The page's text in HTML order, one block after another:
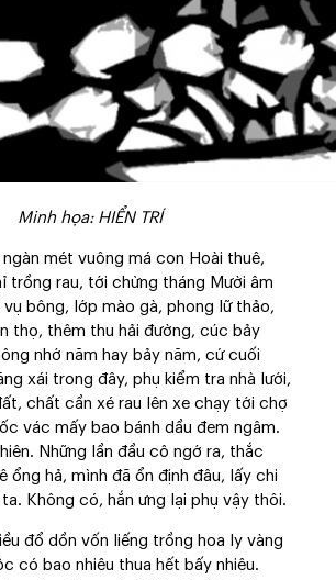
Minh họa: HIỂN TRÍ
ngàn mét vuông má con Hoài thuê,
trồng rau, tới chừng tháng Mười âm
bông, lớp mào gà, phong lữ thảo,
thọ, thêm thu hải đường, cúc bảy
nhớ năm hay bảy năm, cứ cuối
xái trong đây, phụ kiểm tra nhà lưới,
chất cần xé rau lên xe chạy tới chợ
vác mấy bao bánh dầu đem ngâm.
Những lần đầu cô ngớ ra, thắc
ổng hả, mình đã ổn định đâu, lấy chi
Không có, hắn ưng lại phụ vậy thôi.
đổ dồn vốn liếng trồng hoa ly vàng
có bao nhiêu thua hết bấy nhiêu.